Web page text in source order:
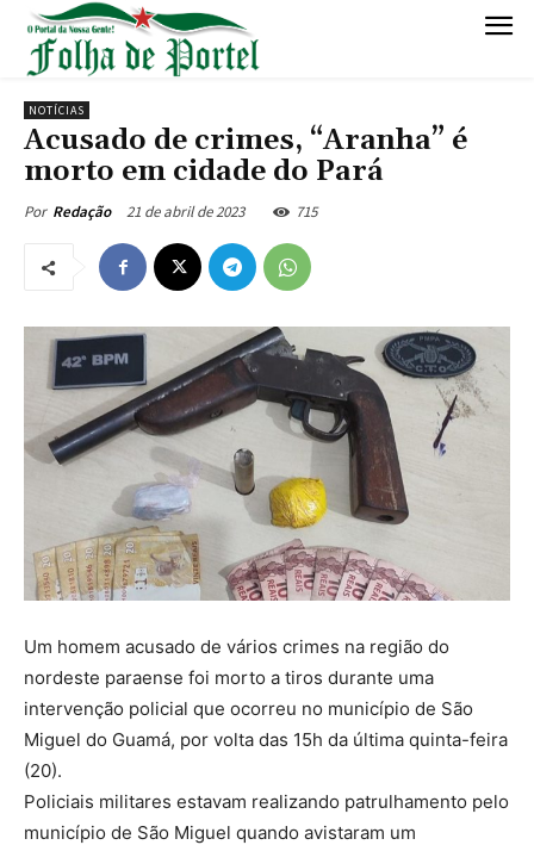
NOTÍCIAS
Acusado de crimes, “Aranha” é
morto em cidade do Pará
Por Redação 21 de abril de 2023 715
Um homem acusado de vários crimes na região do
nordeste paraense foi morto a tiros durante uma
intervenção policial que ocorreu no município de São
Miguel do Guamá, por volta das 15h da última quinta-feira
(20).
Policiais militares estavam realizando patrulhamento pelo
município de São Miguel quando avistaram um